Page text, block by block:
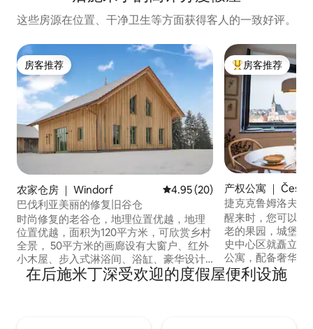
这些房源在位置、干净卫生等方面获得客人的一致好评。
房客推荐
房客推荐
农家仓房 ｜ Windorf 平均评分 4.95 分（满分 5 分）
4.95 (20)
巴伐利亚美丽的修复旧谷仓
时尚修复的老谷仓，地理位置优越，地理
位置优越，面积为120平方米，可欣赏乡村
全景， 50平方米的画廊设有大窗户、红外
小木屋、步入式淋浴间、浴缸、豪华设计
师厨房、配备电动地暖的大理石地板、
1700年历史悠久的瓷砖炉灶和带围栏的花
热门「房客推荐」
房客推荐
产权公寓 ｜
捷克克鲁姆洛夫城
醒来时，您可以俯
老的果园，城堡、
史中心区就矗立在
公寓，配备奢华家
子旁边有免费停车
达市中心。乘车
在后施米丁深受欢迎的度假屋便利设施